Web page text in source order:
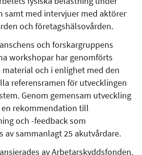
samt med intervjuer med aktörer
och företagshälsovården.
och forskargruppens
workshopar har genomförts
och i enlighet med den
referensramen för utvecklingen
Genom gemensam utveckling
rekommendation till
och -feedback som
av sammanlagt 25 akutvårdare.
av Arbetarskyddsfonden,